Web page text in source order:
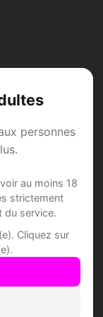
personnes
au moins 18
strictement
du service.
Cliquez sur
à